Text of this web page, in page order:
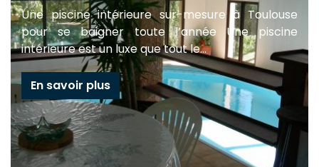
Une piscine intérieure sur-mesure à Toulouse
pour se baigner toute l’année Une piscine
intérieure est un luxe que tout le...
En savoir plus